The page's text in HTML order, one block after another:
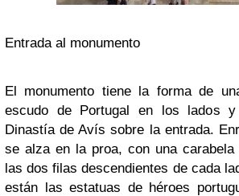
Entrada al monumento
El monumento tiene la forma de
escudo de Portugal en los lados
Dinastía de Avís sobre la entrada.
se alza en la proa, con una
las dos filas descendientes de cada
están las estatuas de héroes